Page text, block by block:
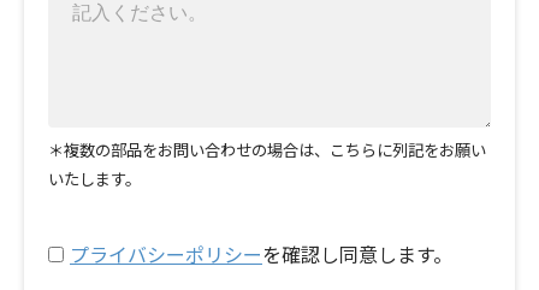
＊複数の部品をお問い合わせの場合は、こちらに列記をお願い
いたします。
プライバシーポリシーを確認し同意します。